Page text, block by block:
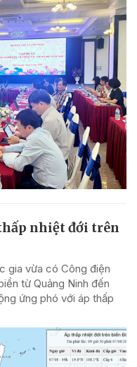
nhiệt đới trên
gia vừa có Công điện
từ Quảng Ninh đến
ứng phó với áp thấp